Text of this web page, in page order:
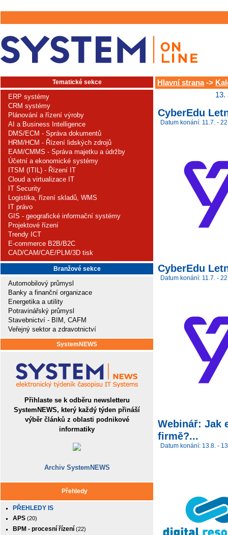
Tematické sekce
ERP systémy
CRM systémy
Plánování a řízení výroby
AI a Business Intelligence
DMS/ECM - Správa dokumentů
HRM/HCM - Řízení lidských zdrojů
EAM/CMMS - Správa majetku a údržby
Účetní a ekonomické systémy
ITSM (ITIL) - Řízení IT
Cloud a virtualizace IT
IT Security
Logistika, řízení skladů, WMS
IT právo
GIS - geografické informační systémy
Projektové řízení
Trendy ICT
E-commerce B2B/B2C
CAD/CAM/CAE/PLM/3D tisk
Branžové sekce
Automobilový průmysl
Banky a finanční organizace
Energetika a utility
Potravinářský průmysl
Stavebnictví - BIM, CAFM
Veřejný sektor a zdravotnictví
SystemNEWS
Přihlaste se k odběru newsletteru
SystemNEWS, který každý týden přináší
výběr článků z oblasti podnikové
informatiky
Archiv SystemNEWS
Přehledy
PŘEHLEDY IS
APS (20)
BPM - procesní řízení (22)
Hlavní strana->
13.
CyberEdu
Datum konání: 11.7. -
CyberEdu
Datum konání: 11.7. -
Webinář: Jak
firmě?...
Datum konání: 13.8. -